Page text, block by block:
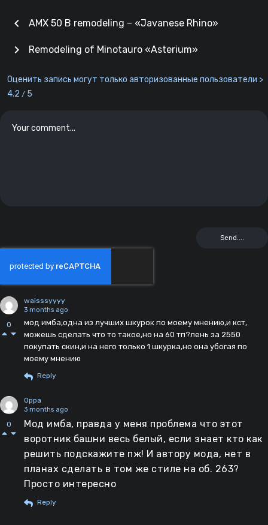
chevron_left AMX 50 B remodeling – «Javanese Rhino»
Remodeling of Minotauro «Asterium»
chevron_right
Оценить запись могут только авторизованные пользователи >
4.2 / 5
0
waisssyyyy
3 months ago
мод имба,одна из лучших шкурок по моему мнению,и кст,
можешь сделать что то такое,но на 60 тп?лень за 2550
покупать скин,и на него только 1 шкурка,но она убогая по
моему мнению
Reply
0
0ppa
3 months ago
Мод имба, правда у меня проблема что этот
воротник башни весь белый, если знает кто как
решить подскажите пж! И автору мода, нет в
планах сделать в том же стиле на об. 263?
Просто интересно
Reply